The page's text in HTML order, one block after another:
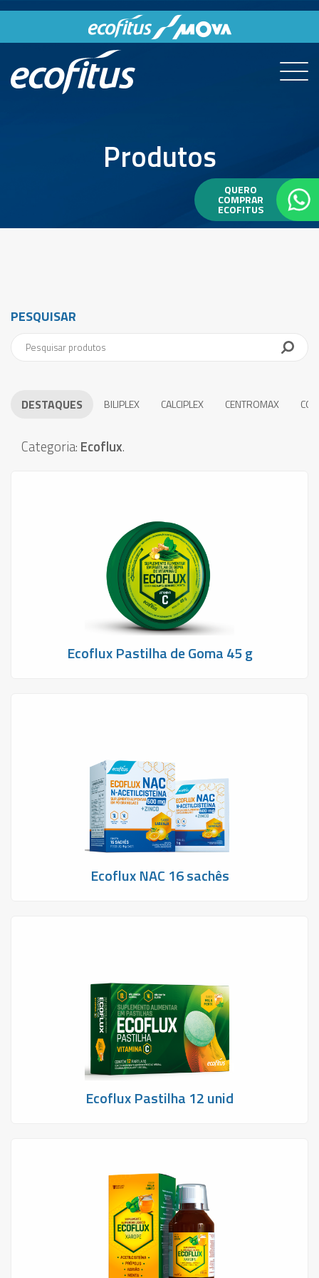
Produtos
DESTAQUES BILIPLEX CALCIPLEX CENTROMAX
PESQUISAR
Categoria: Ecoflux.
Ecoflux Pastilha de Goma 45 g
Ecoflux NAC 16 sachês
Ecoflux Pastilha 12 unid
QUERO
COMPRAR
ECOFITUS